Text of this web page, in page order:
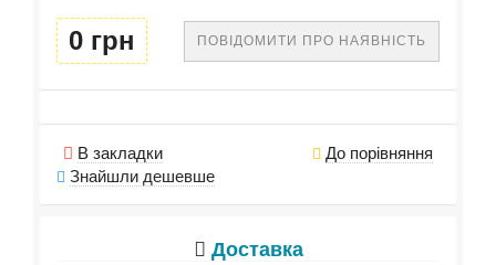
0 грн ПОВІДОМИТИ ПРО НАЯВНІСТЬ
В закладки
До порівняння
Знайшли дешевше
Доставка